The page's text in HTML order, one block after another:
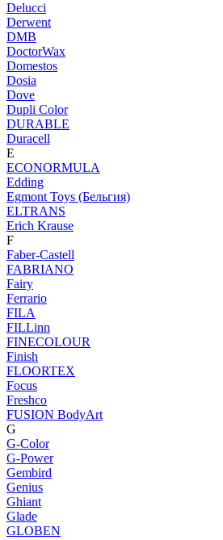
Delucci
Derwent
DMB
DoctorWax
Domestos
Dosia
Dove
Dupli Color
DURABLE
Duracell
E
ECONORMULA
Edding
Egmont Toys (Бельгия)
ELTRANS
Erich Krause
F
Faber-Castell
FABRIANO
Fairy
Ferrario
FILA
FILLinn
FINECOLOUR
Finish
FLOORTEX
Focus
Freshco
FUSION BodyArt
G
G-Color
G-Power
Gembird
Genius
Ghiant
Glade
GLOBEN